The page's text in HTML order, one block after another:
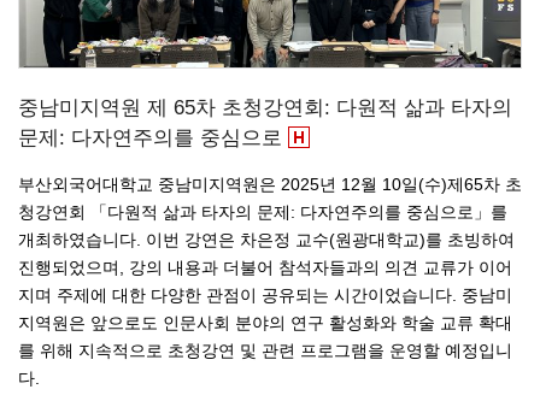
중남미지역원 제 65차 초청강연회: 다원적 삶과 타자의
문제: 다자연주의를 중심으로
부산외국어대학교 중남미지역원은 2025년 12월 10일(수)제65차 초
청강연회 「다원적 삶과 타자의 문제: 다자연주의를 중심으로」를
개최하였습니다. 이번 강연은 차은정 교수(원광대학교)를 초빙하여
진행되었으며, 강의 내용과 더불어 참석자들과의 의견 교류가 이어
지며 주제에 대한 다양한 관점이 공유되는 시간이었습니다. 중남미
지역원은 앞으로도 인문사회 분야의 연구 활성화와 학술 교류 확대
를 위해 지속적으로 초청강연 및 관련 프로그램을 운영할 예정입니
다.